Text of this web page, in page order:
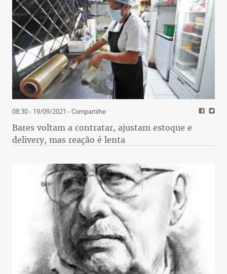
08:30 - 19/09/2021 - Compartilhe
Bares voltam a contratar, ajustam estoque e
delivery, mas reação é lenta